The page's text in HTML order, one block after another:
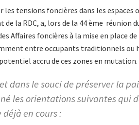
les tensions foncières dans les
de la RDC, a, lors de la 44 ème réunion
Affaires foncières à la mise en place
entre occupants traditionnels ou
accru de ces zones en mutation.
dans le souci de préserver la
les orientations suivantes qui
en cours :